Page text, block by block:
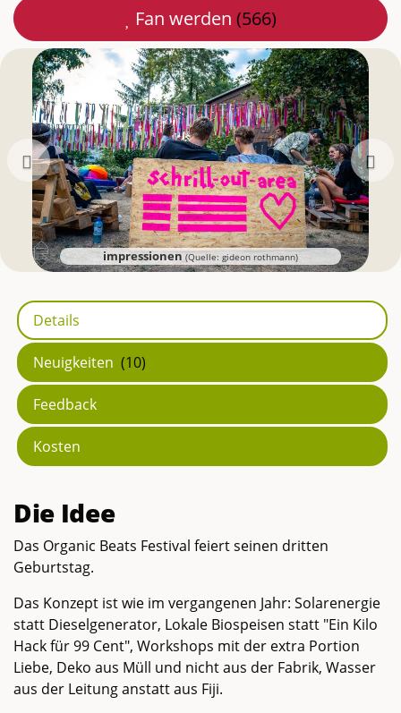
Mail
teilen
Fan werden (566)
impressionen (Quelle: gideon rothmann)
Zurück
Details
Neuigkeiten (10)
Feedback
Kosten
Die Idee
Das Organic Beats Festival feiert seinen dritten
Geburtstag.
Das Konzept ist wie im vergangenen Jahr: Solarenergie
statt Dieselgenerator, Lokale Biospeisen statt "Ein Kilo
Hack für 99 Cent", Workshops mit der extra Portion
Liebe, Deko aus Müll und nicht aus der Fabrik, Wasser
aus der Leitung anstatt aus Fiji.